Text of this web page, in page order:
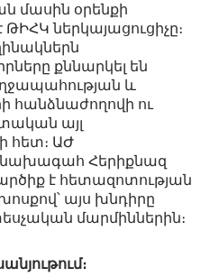
մասին օրենքի
ԹԻՀԿ ներկայացուցիչը։
քննարկել են
և
հանձնաժողովի ու
այլ
հետ։ ԱԺ
Հերիքնազ
է հետազոտության
այս խնդիրը
մարմիններին։